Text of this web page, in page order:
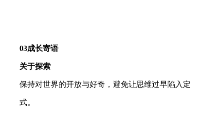
03成长寄语
关于探索
保持对世界的开放与好奇，避免让思维过早陷入定
式。